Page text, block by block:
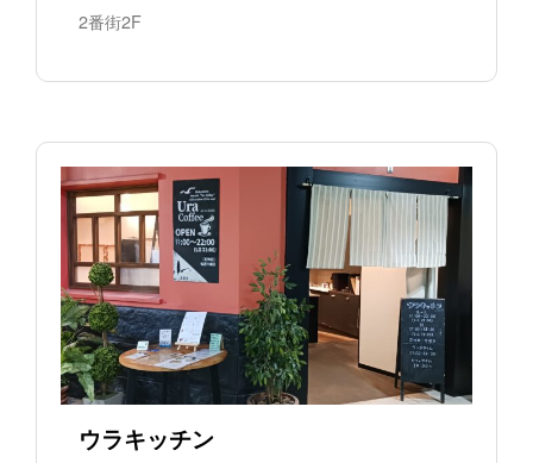
2番街2F
ウラキッチン